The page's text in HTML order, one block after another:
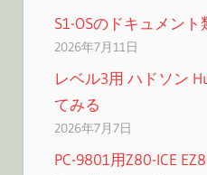
S1-OSのドキュメン
2026年7月11日
レベル3用 ハドソン
てみる
2026年7月7日
PC-9801用Z80-ICE